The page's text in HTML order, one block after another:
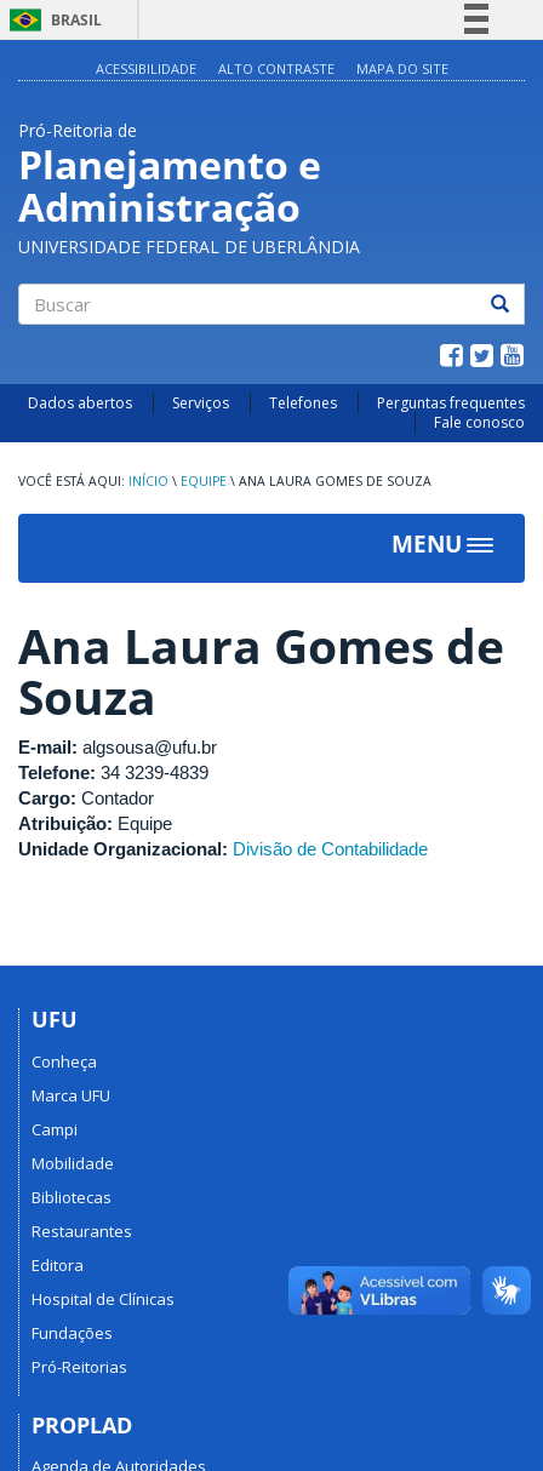
BRASIL
Acesso à informação
ACESSIBILIDADE ALTO CONTRASTE MAPA DO SITE
Pró-Reitoria de
Planejamento e
Administração
UNIVERSIDADE FEDERAL DE UBERLÂNDIA
Dados abertos Serviços Telefones
Perguntas frequentes
Fale conosco
INÍCIO \ EQUIPE \ ANA LAURA GOMES DE SOUZA
MENU
Toggle
Ana Laura Gomes de
Souza
E-mail: algsousa@ufu.br
Telefone: 34 3239-4839
Cargo: Contador
Atribuição: Equipe
Unidade Organizacional: Divisão de Contabilidade
UFU
Conheça
Marca UFU
Campi
Mobilidade
Bibliotecas
Restaurantes
Editora
Hospital de Clínicas
Fundações
Pró-Reitorias
PROPLAD
Agenda de Autoridades